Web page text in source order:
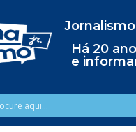
Há 20
e